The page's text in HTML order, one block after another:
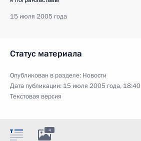
15 июля 2005 года
Статус материала
Опубликован в разделе: Новости
Дата публикации: 15 июля 2005 года, 18:40
Текстовая версия
4